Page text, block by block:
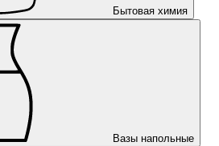
Бытовая химия
Вазы напольные